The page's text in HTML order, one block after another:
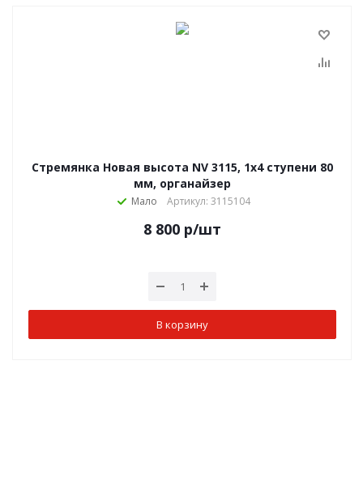
Стремянка Новая высота NV 3115, 1х4 ступени 80
мм, органайзер
Мало Артикул: 3115104
8 800 р/шт
В корзину